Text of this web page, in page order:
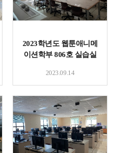
2023학년도 웹툰애니메
이션학부 806호 실습실
2023.09.14